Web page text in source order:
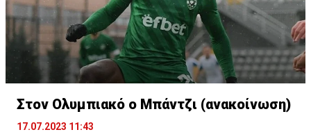
Στον Ολυμπιακό ο Μπάντζι (ανακοίνωση)
17.07.2023 11:43